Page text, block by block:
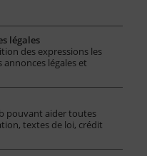
légales
des expressions les
annonces légales et
pouvant aider toutes
textes de loi, crédit